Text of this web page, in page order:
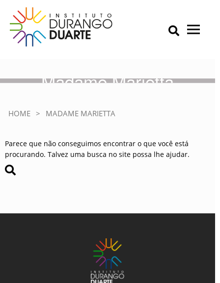
content
IDD – Instituto Durango Duarte
Instituto Durango Duarte
Primary Menu
Madame Marietta
HOME > MADAME MARIETTA
Parece que não conseguimos encontrar o que você está
procurando. Talvez uma busca no site possa lhe ajudar.